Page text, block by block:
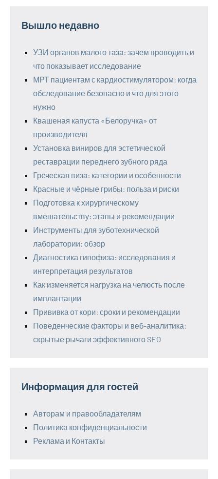
Вышло недавно
УЗИ органов малого таза: зачем проводить и
что показывает исследование
МРТ пациентам с кардиостимулятором: когда
обследование безопасно и что для этого
нужно
Квашеная капуста «Белоручка» от
производителя
Установка виниров для эстетической
реставрации переднего зубного ряда
Греческая виза: категории и особенности
Красные и чёрные грибы: польза и риски
Подготовка к хирургическому
вмешательству: этапы и рекомендации
Инструменты для зуботехнической
лаборатории: обзор
Диагностика гипофиза: исследования и
интерпретация результатов
Как изменяется нагрузка на челюсть после
имплантации
Прививка от кори: сроки и рекомендации
Поведенческие факторы и веб-аналитика:
скрытые рычаги эффективного SEO
Информация для гостей
Авторам и правообладателям
Политика конфиденциальности
Реклама и Контакты